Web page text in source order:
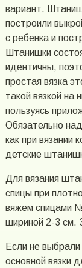
вариант.
построили
с ребенка и
Штанишки
идентичны,
простая вязка
такой вязкой на
пользуясь
Обязательно
как при вязании
детские
Для вязания
спицы при
вяжем спицами
шириной 2-3 см.
Если не
основной вязки